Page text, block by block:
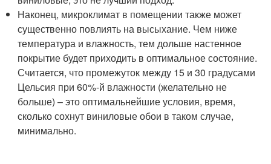
Наконец, микроклимат в помещении также может
существенно повлиять на высыхание. Чем ниже
температура и влажность, тем дольше настенное
покрытие будет приходить в оптимальное состояние.
Считается, что промежуток между 15 и 30 градусами
Цельсия при 60%-й влажности (желательно не
больше) – это оптимальнейшие условия, время,
сколько сохнут виниловые обои в таком случае,
минимально.